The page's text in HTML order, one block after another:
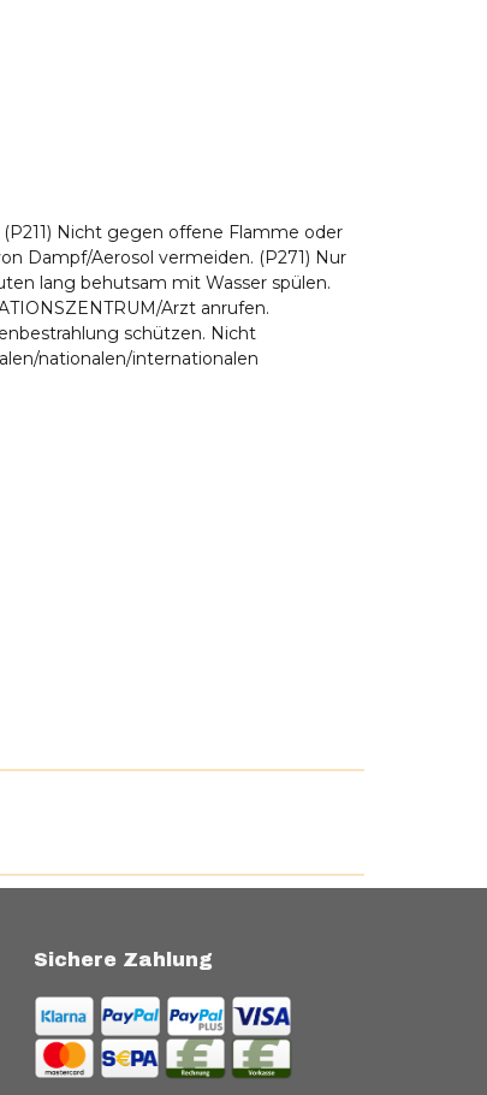
Nicht gegen offene Flamme oder
Dampf/Aerosol vermeiden. (P271) Nur
lang behutsam mit Wasser spülen.
Arzt anrufen.
schützen. Nicht
nationalen/internationalen
Sichere Zahlung